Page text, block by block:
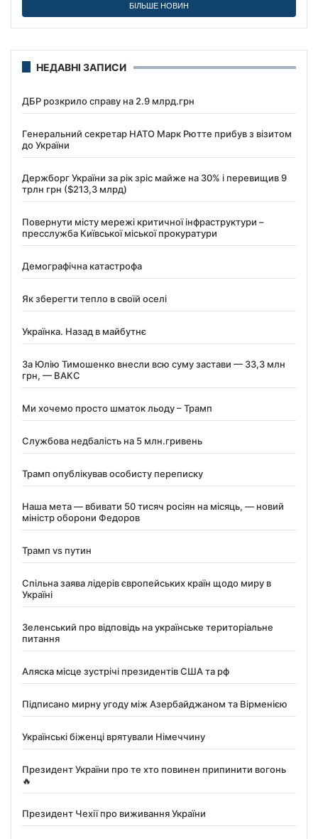
БІЛЬШЕ НОВИН
НЕДАВНІ ЗАПИСИ
ДБР розкрило справу на 2.9 млрд.грн
Генеральний секретар НАТО Марк Рютте прибув з візитом
до України
Держборг України за рік зріс майже на 30% і перевищив 9
трлн грн ($213,3 млрд)
Повернути місту мережі критичної інфраструктури –
пресслужба Київської міської прокуратури
Демографічна катастрофа
Як зберегти тепло в своїй оселі
Українка. Назад в майбутнє
За Юлію Тимошенко внесли всю суму застави — 33,3 млн
грн, — ВАКС
Ми хочемо просто шматок льоду – Трамп
Службова недбалість на 5 млн.гривень
Трамп опублікував особисту переписку
Наша мета — вбивати 50 тисяч росіян на місяць, — новий
міністр оборони Федоров
Трамп vs путин
Спільна заява лідерів європейських країн щодо миру в
Україні
Зеленський про відповідь на українське територіальне
питання
Аляска місце зустрічі президентів США та рф
Підписано мирну угоду між Азербайджаном та Вірменією
Українські біженці врятували Німеччину
Президент України про те хто повинен припинити вогонь
🔥
Президент Чехії про виживання України